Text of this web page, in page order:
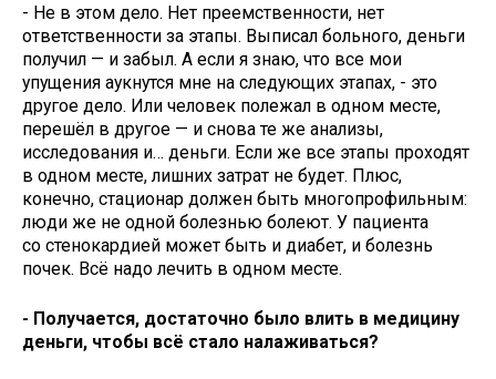
- Не в этом дело. Нет преемственности, нет
ответственности за этапы. Выписал больного, деньги
получил — и забыл. А если я знаю, что все мои
упущения аукнутся мне на следующих этапах, - это
другое дело. Или человек полежал в одном месте,
перешёл в другое — и снова те же анализы,
исследования и… деньги. Если же все этапы проходят
в одном месте, лишних затрат не будет. Плюс,
конечно, стационар должен быть многопрофильным:
люди же не одной болезнью болеют. У пациента
со стенокардией может быть и диабет, и болезнь
почек. Всё надо лечить в одном месте.
- Получается, достаточно было влить в медицину
деньги, чтобы всё стало налаживаться?